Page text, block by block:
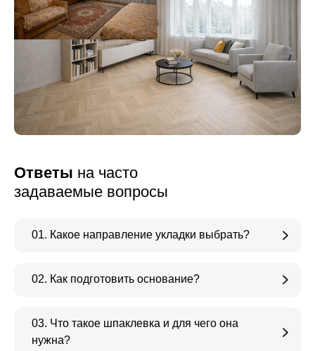
Ответы на часто
задаваемые вопросы
01. Какое направление укладки выбрать?
02. Как подготовить основание?
03. Что такое шпаклевка и для чего она
нужна?